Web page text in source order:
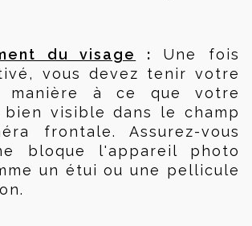
du visage : Une fois
vous devez tenir votre
manière à ce que votre
visible dans le champ
frontale. Assurez-vous
bloque l'appareil photo
un étui ou une pellicule